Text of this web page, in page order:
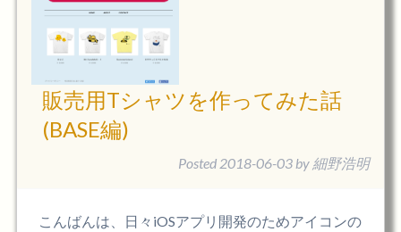
販売用Tシャツを作ってみた話
(BASE編)
Posted 2018-06-03 by 細野浩明
こんばんは、日々iOSアプリ開発のためアイコンの